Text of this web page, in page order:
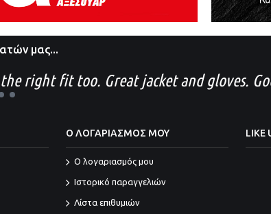
μας...
right fit too. Great jacket and gloves.
7
Ο ΛΟΓΑΡΙΑΣΜΟΣ ΜΟΥ
O λογαριασμός μου
Ιστορικό παραγγελιών
Λίστα επιθυμιών
LIKE